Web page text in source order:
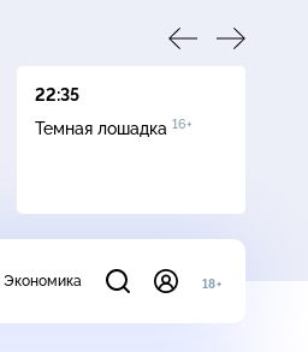
22:35
Темная лошадка 16+
Экономика 18+